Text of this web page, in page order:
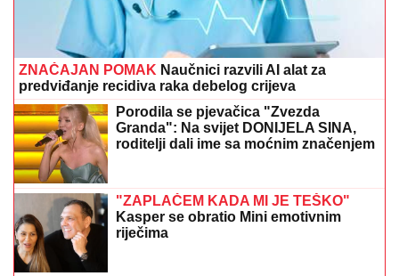
ZNAČAJAN POMAK Naučnici razvili AI alat za
predviđanje recidiva raka debelog crijeva
Porodila se pjevačica "Zvezda
Granda": Na svijet DONIJELA SINA,
roditelji dali ime sa moćnim značenjem
"ZAPLAČEM KADA MI JE TEŠKO"
Kasper se obratio Mini emotivnim
riječima